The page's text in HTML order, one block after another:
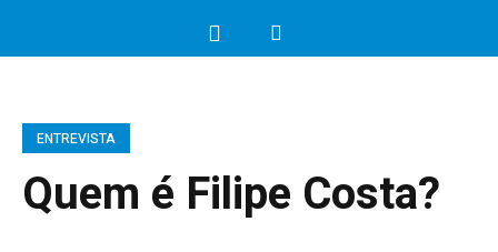
ENTREVISTA
Quem é Filipe Costa?